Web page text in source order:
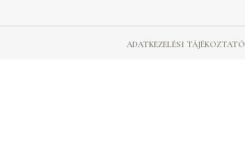
ADATKEZELÉSI TÁJÉKOZTATÓ